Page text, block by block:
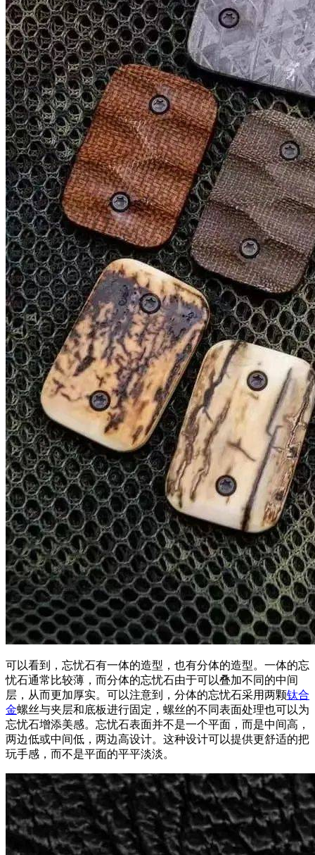
可以看到，忘忧石有一体的造型，也有分体的造型。一体的忘
忧石通常比较薄，而分体的忘忧石由于可以叠加不同的中间
层，从而更加厚实。可以注意到，分体的忘忧石采用两颗钛合
金螺丝与夹层和底板进行固定，螺丝的不同表面处理也可以为
忘忧石增添美感。忘忧石表面并不是一个平面，而是中间高，
两边低或中间低，两边高设计。这种设计可以提供更舒适的把
玩手感，而不是平面的平平淡淡。